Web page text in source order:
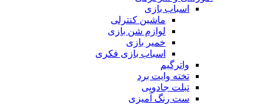
اسباب بازی
ماشین کنترلی
لوازم شن بازی
خمیر بازی
اسباب بازی فکری
واترگیم
تخته وایت برد
تبلت جادویی
ست رنگ آمیزی